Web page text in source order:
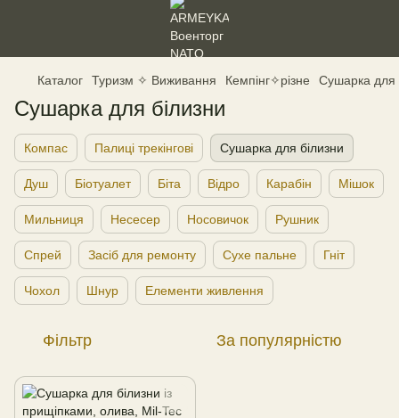
Каталог Туризм ✧ Виживання Кемпінг✧різне Сушарка для
Сушарка для білизни
Компас Палиці трекінгові Сушарка для білизни
Душ Біотуалет Біта Відро Карабін Мішок
Мильниця Несесер Носовичок Рушник
Спрей Засіб для ремонту Сухе пальне Гніт
Чохол Шнур Елементи живлення
Фільтр За популярністю